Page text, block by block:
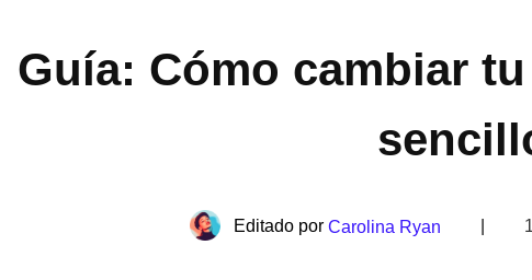
Guía: Cómo cambiar
Editado por Carolina Ryan